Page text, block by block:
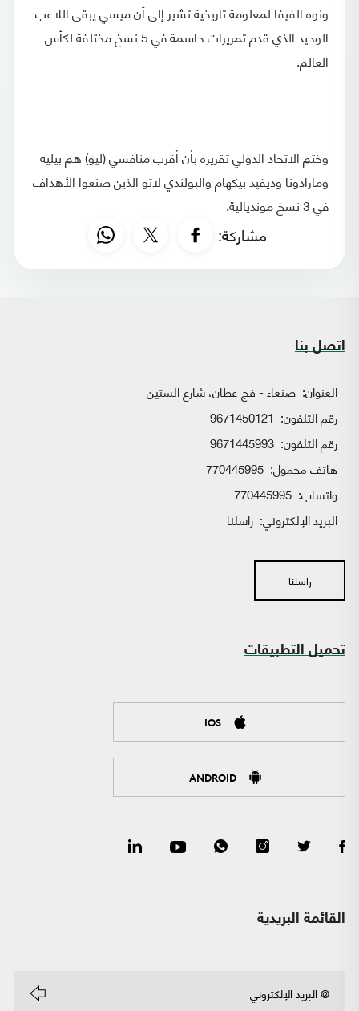
ونوه الفيفا لمعلومة تاريخية تشير إلى أن ميسي يبقى اللاعب
الوحيد الذي قدم تمريرات حاسمة في 5 نسخ مختلفة لكأس
العالم.
وختم الاتحاد الدولي تقريره بأن أقرب منافسي (ليو) هم بيليه
ومارادونا وديفيد بيكهام والبولندي لاتو الذين صنعوا الأهداف
في 3 نسخ مونديالية.
مشاركة:
اتصل بنا
العنوان: صنعاء - فج عطان، شارع الستين
رقم التلفون: 9671450121
رقم التلفون: 9671445993
هاتف محمول: 770445995
واتساب:
البريد الإلكتروني: راسلنا
راسلنا
تحميل التطبيقات
IOS
ANDROID
القائمة البريدية